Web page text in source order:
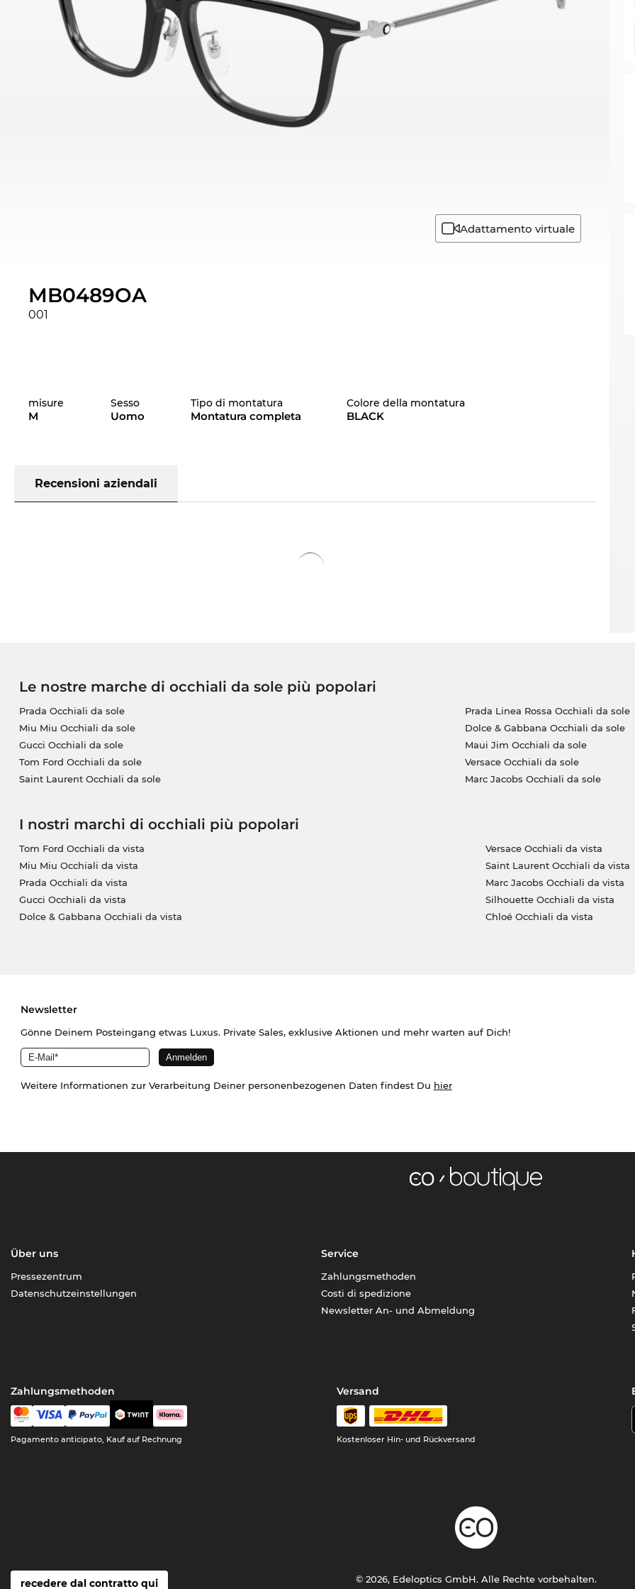
Adattamento virtuale
MB0489OA
001
misure
M
Sesso
Uomo
Tipo di montatura
Montatura completa
Colore della montatura
BLACK
Recensioni aziendali
Le nostre marche di occhiali da sole più popolari
Prada Occhiali da sole
Miu Miu Occhiali da sole
Gucci Occhiali da sole
Tom Ford Occhiali da sole
Saint Laurent Occhiali da sole
Prada Linea Rossa Occhiali da sole
Dolce & Gabbana Occhiali da sole
Maui Jim Occhiali da sole
Versace Occhiali da sole
Marc Jacobs Occhiali da sole
I nostri marchi di occhiali più popolari
Tom Ford Occhiali da vista
Miu Miu Occhiali da vista
Prada Occhiali da vista
Gucci Occhiali da vista
Dolce & Gabbana Occhiali da vista
Versace Occhiali da vista
Saint Laurent Occhiali da vista
Marc Jacobs Occhiali da vista
Silhouette Occhiali da vista
Chloé Occhiali da vista
Newsletter
Gönne Deinem Posteingang etwas Luxus. Private Sales, exklusive Aktionen und mehr warten auf Dich!
Weitere Informationen zur Verarbeitung Deiner personenbezogenen Daten findest Du hier
Über uns
Pressezentrum
Datenschutzeinstellungen
Service
Zahlungsmethoden
Costi di spedizione
Newsletter An- und Abmeldung
Zahlungsmethoden
Pagamento anticipato, Kauf auf Rechnung
Versand
Kostenloser Hin- und Rückversand
recedere dal contratto qui © 2026, Edeloptics GmbH. Alle Rechte vorbehalten.